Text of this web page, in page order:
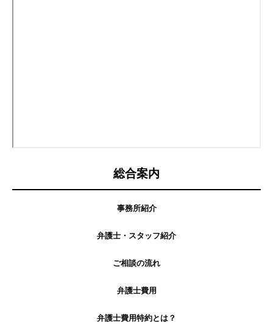
総合案内
事務所紹介
弁護士・スタッフ紹介
ご相談の流れ
弁護士費用
弁護士費用特約とは？